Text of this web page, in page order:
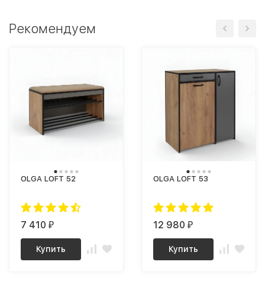
Рекомендуем
OLGA LOFT 52
7 410 ₽
Купить
OLGA LOFT 53
12 980 ₽
Купить